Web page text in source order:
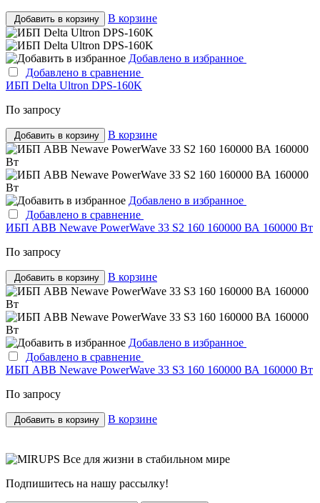
Добавить в корзину В корзине
Добавлено в избранное
Добавлено в сравнение
ИБП Delta Ultron DPS-160K
По запросу
Добавить в корзину В корзине
Добавлено в избранное
Добавлено в сравнение
ИБП ABB Newave PowerWave 33 S2 160 160000 ВА 160000 Вт
По запросу
Добавить в корзину В корзине
Добавлено в избранное
Добавлено в сравнение
ИБП ABB Newave PowerWave 33 S3 160 160000 ВА 160000 Вт
По запросу
Добавить в корзину В корзине
Все для жизни в стабильном мире
Подпишитесь на нашу рассылку!